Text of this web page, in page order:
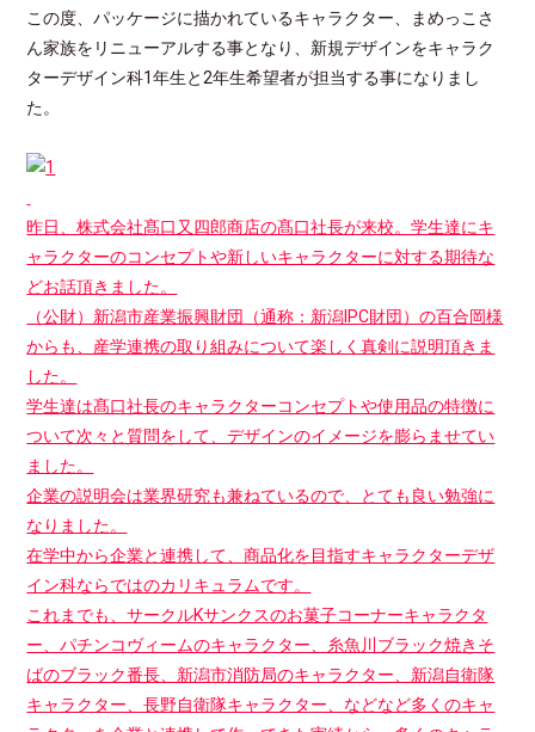
この度、パッケージに描かれているキャラクター、まめっこさ
ん家族をリニューアルする事となり、新規デザインをキャラク
ターデザイン科1年生と2年生希望者が担当する事になりまし
た。
昨日、株式会社髙口又四郎商店の髙口社長が来校。学生達にキ
ャラクターのコンセプトや新しいキャラクターに対する期待な
どお話頂きました。
（公財）新潟市産業振興財団（通称：新潟IPC財団）の百合岡様
からも、産学連携の取り組みについて楽しく真剣に説明頂きま
した。
学生達は髙口社長のキャラクターコンセプトや使用品の特徴に
ついて次々と質問をして、デザインのイメージを膨らませてい
ました。
企業の説明会は業界研究も兼ねているので、とても良い勉強に
なりました。
在学中から企業と連携して、商品化を目指すキャラクターデザ
イン科ならではのカリキュラムです。
これまでも、サークルKサンクスのお菓子コーナーキャラクタ
ー、パチンコヴィームのキャラクター、糸魚川ブラック焼きそ
ばのブラック番長、新潟市消防局のキャラクター、新潟自衛隊
キャラクター、長野自衛隊キャラクター、などなど多くのキャ